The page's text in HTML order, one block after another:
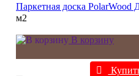
Паркетная доска
м2
В корзину